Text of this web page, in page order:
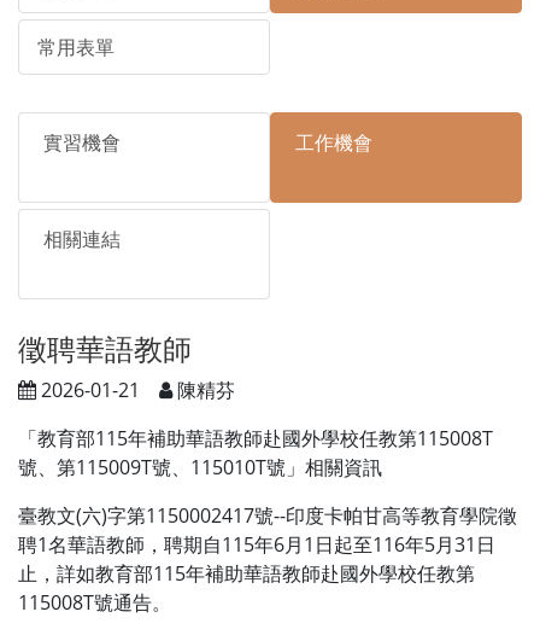
常用表單
實習機會 工作機會
相關連結
徵聘華語教師
2026-01-21
陳精芬
「教育部115年補助華語教師赴國外學校任教第115008T
號、第115009T號、115010T號」相關資訊
臺教文(六)字第1150002417號--印度卡帕甘高等教育學院徵
聘1名華語教師，聘期自115年6月1日起至116年5月31日
止，詳如教育部115年補助華語教師赴國外學校任教第
115008T號通告。